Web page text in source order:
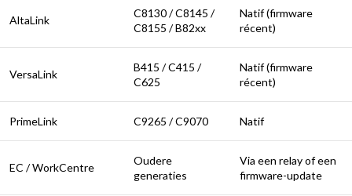
AltaLink
C8130 / C8145 /
C8155 / B82xx
Natif (firmware
récent)
VersaLink
B415 / C415 /
C625
Natif (firmware
récent)
PrimeLink C9265 / C9070 Natif
EC / WorkCentre
Oudere
generaties
Via een relay of een
firmware-update